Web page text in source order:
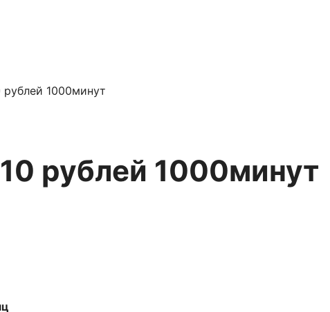
1000минут
рублей 1000минут